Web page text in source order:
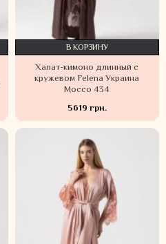
Халат-кимоно длинный с
кружевом Felena Украина
Mocco 434
5619 грн.
В КОРЗИНУ